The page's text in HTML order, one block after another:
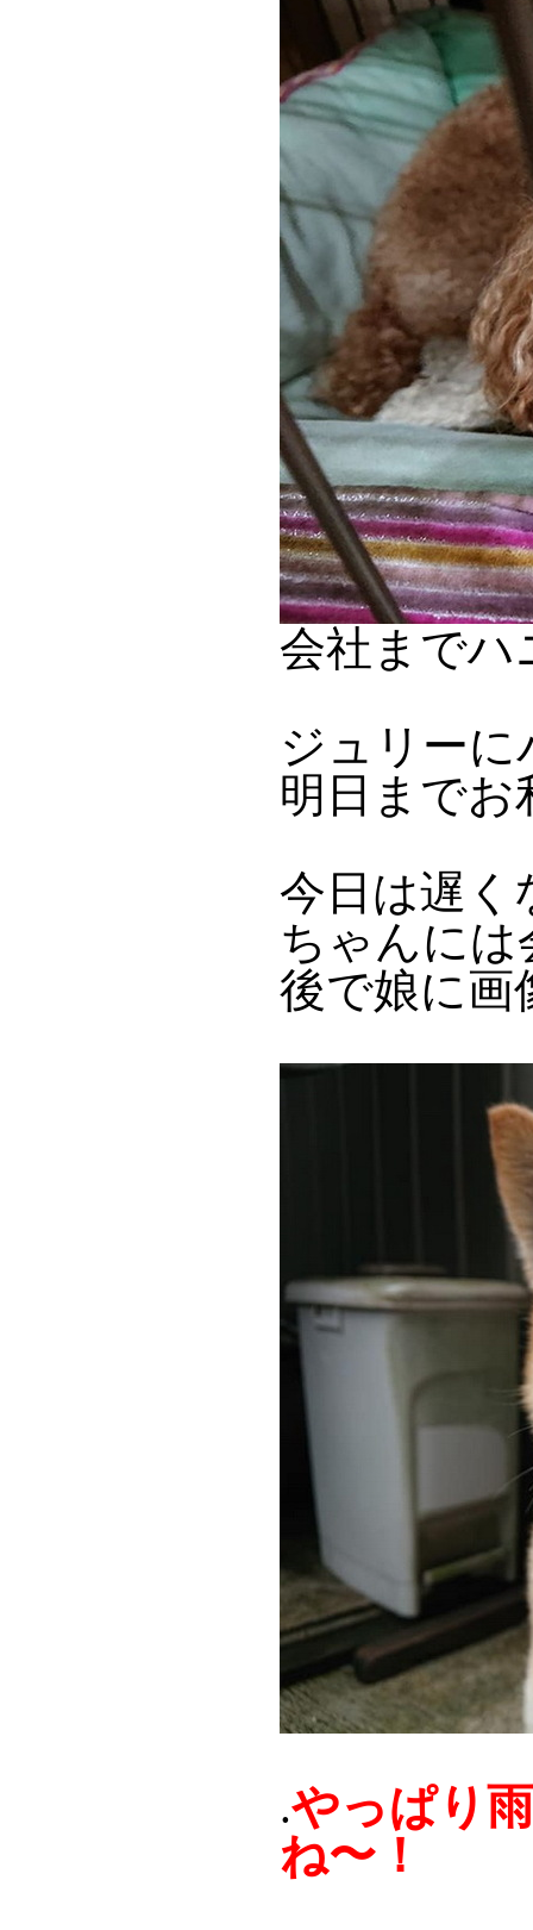
会社までハ
ジュリー
明日までお
今日は遅く
ちゃんには
後で娘に画
.やっぱり
ね〜！